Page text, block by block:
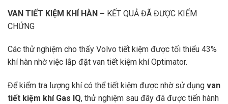
VAN TIẾT KIỆM KHÍ HÀN – KẾT QUẢ ĐÃ ĐƯỢC KIỂM
CHỨNG
Các thử nghiệm cho thấy Volvo tiết kiệm được tối thiểu 43%
khí hàn nhờ việc lắp đặt van tiết kiệm khí Optimator.
Để kiểm tra lượng khí có thể tiết kiệm được nhờ sử dụng van
tiết kiệm khí Gas IQ, thử nghiệm sau đây đã được tiến hành